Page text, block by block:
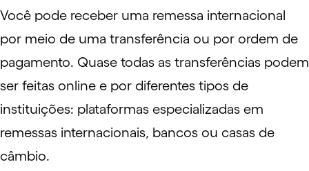
Você pode receber uma remessa internacional
por meio de uma transferência ou por ordem de
pagamento. Quase todas as transferências podem
ser feitas online e por diferentes tipos de
instituições: plataformas especializadas em
remessas internacionais, bancos ou casas de
câmbio.